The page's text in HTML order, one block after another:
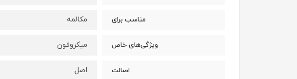
مناسب برای مکالمه
ویژگی‌های خاص میکروفون
اصالت اصل